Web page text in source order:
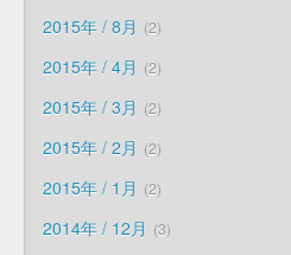
2015年 / 8月 2
2015年 / 4月 2
2015年 / 3月 2
2015年 / 2月 2
2015年 / 1月 2
2014年 / 12月 3